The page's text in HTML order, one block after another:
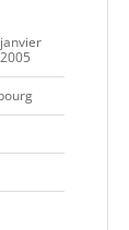
janvier
2005